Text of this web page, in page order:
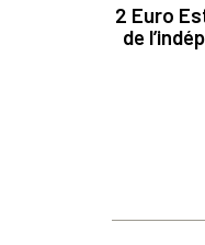
2 Euro
de